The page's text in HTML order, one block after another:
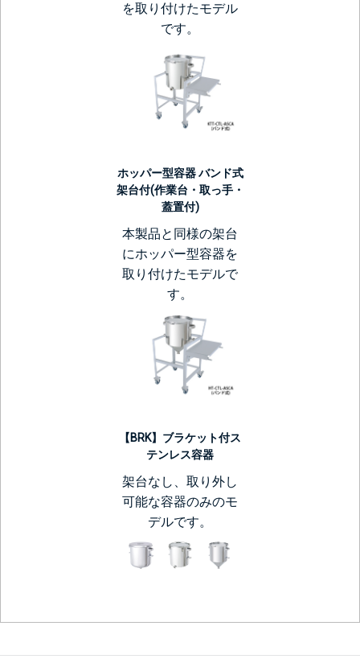
を取り付けたモデル
です。
ホッパー型容器 バンド式
架台付(作業台・取っ手・
蓋置付)
本製品と同様の架台
にホッパー型容器を
取り付けたモデルで
す。
【BRK】ブラケット付ス
テンレス容器
架台なし、取り外し
可能な容器のみのモ
デルです。